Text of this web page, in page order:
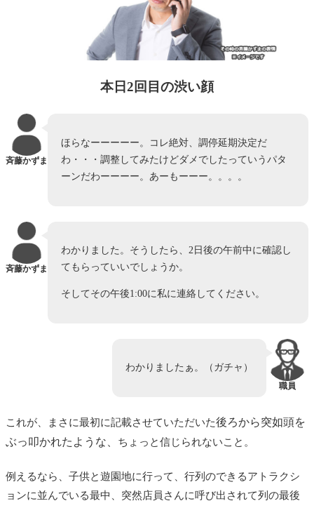
本日2回目の渋い顔
斉藤かずま
ほらなーーーーー。コレ絶対、調停延期決定だ
わ・・・調整してみたけどダメでしたっていうパタ
ーンだわーーーー。あーもーーー。。。。
斉藤かずま
わかりました。そうしたら、2日後の午前中に確認し
てもらっていいでしょうか。
そしてその午後1:00に私に連絡してください。
職員
わかりましたぁ。（ガチャ）
これが、まさに最初に記載させていただいた後ろから突如頭を
ぶっ叩かれたような、 ちょっと信じられないこと。
例えるなら、子供と遊園地に行って、行列のできるアトラクシ
ョンに並んでいる最中、突然店員さんに呼び出されて列の最後